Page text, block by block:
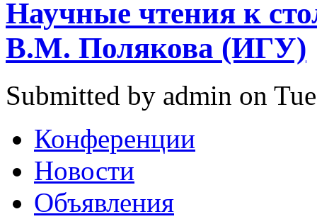
Научные чтения к
В.М. Полякова (ИГУ)
Submitted by admin on
Конференции
Новости
Объявления